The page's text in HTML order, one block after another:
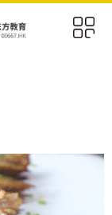
毕业好工作
学校动态